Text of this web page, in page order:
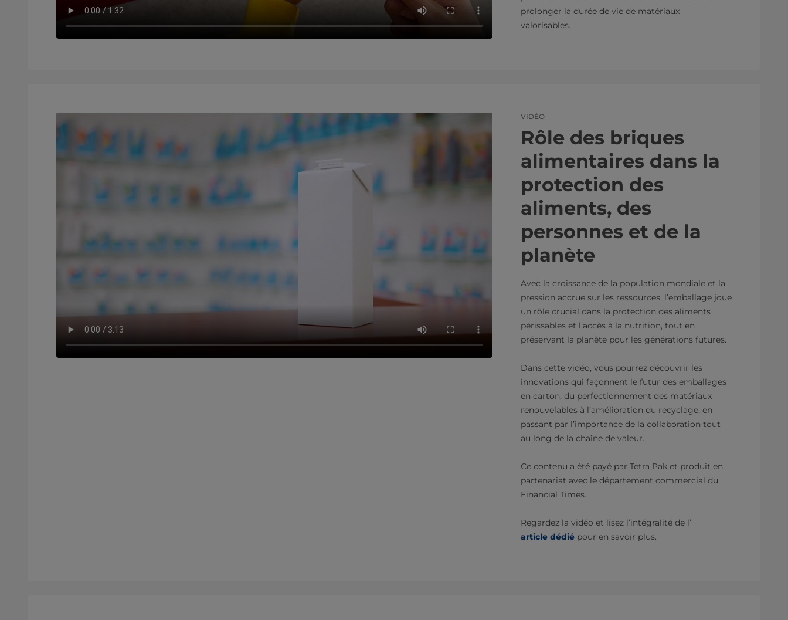
prolonger la durée de vie de matériaux
valorisables.
VIDÉO
Rôle des briques
alimentaires dans la
protection des
aliments, des
personnes et de la
planète
Avec la croissance de la population mondiale et la
pression accrue sur les ressources, l’emballage joue
un rôle crucial dans la protection des aliments
périssables et l’accès à la nutrition, tout en
préservant la planète pour les générations futures.
Dans cette vidéo, vous pourrez découvrir les
innovations qui façonnent le futur des emballages
en carton, du perfectionnement des matériaux
renouvelables à l’amélioration du recyclage, en
passant par l’importance de la collaboration tout
au long de la chaîne de valeur.
Ce contenu a été payé par Tetra Pak et produit en
partenariat avec le département commercial du
Financial Times.
Regardez la vidéo et lisez l’intégralité de l’
article dédié pour en savoir plus.